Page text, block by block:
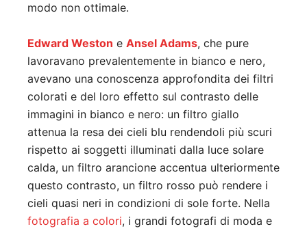
modo non ottimale.
Edward Weston e Ansel Adams, che pure
lavoravano prevalentemente in bianco e nero,
avevano una conoscenza approfondita dei filtri
colorati e del loro effetto sul contrasto delle
immagini in bianco e nero: un filtro giallo
attenua la resa dei cieli blu rendendoli più scuri
rispetto ai soggetti illuminati dalla luce solare
calda, un filtro arancione accentua ulteriormente
questo contrasto, un filtro rosso può rendere i
cieli quasi neri in condizioni di sole forte. Nella
fotografia a colori, i grandi fotografi di moda e